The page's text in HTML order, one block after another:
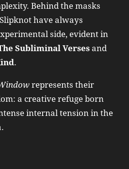
Behind the masks
have always
side, evident in
Subliminal Verses and
.
represents their
a creative refuge born
internal tension in the